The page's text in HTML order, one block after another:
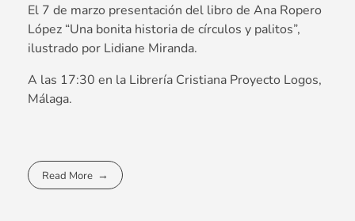
El 7 de marzo presentación del libro de Ana Ropero
López “Una bonita historia de círculos y palitos”,
ilustrado por Lidiane Miranda.
A las 17:30 en la Librería Cristiana Proyecto Logos,
Málaga.
Read More